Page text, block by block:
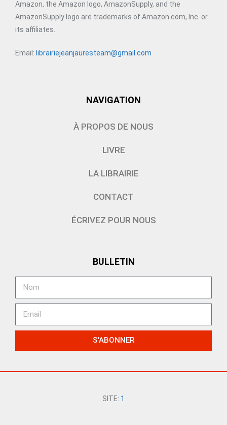
Amazon, the Amazon logo, AmazonSupply, and the
AmazonSupply logo are trademarks of Amazon.com, Inc. or
its affiliates.
Email: librairiejeanjauresteam@gmail.com
NAVIGATION
À PROPOS DE NOUS
LIVRE
LA LIBRAIRIE
CONTACT
ÉCRIVEZ POUR NOUS
BULLETIN
S'ABONNER
SITE: 1